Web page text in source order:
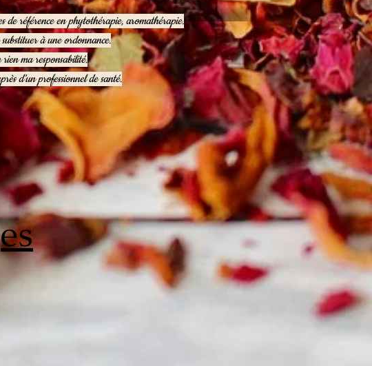
de référence en phytothérapie, aromathérapie.
à une ordonnance.
ma responsabilité.
d’un professionnel de santé.